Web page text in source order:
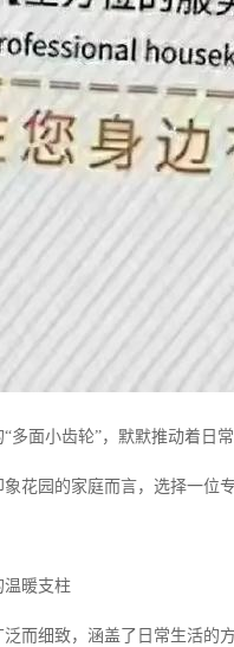
多面小齿轮”，默默推动着日常
花园的家庭而言，选择一位
温暖支柱
而细致，涵盖了日常生活的方